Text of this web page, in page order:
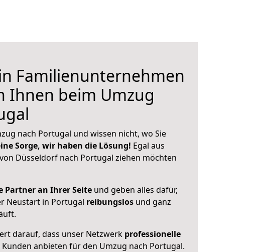
Familienunternehmen
Ihnen beim Umzug
nach Portugal und wissen nicht, wo Sie
Sorge, wir haben die Lösung! Egal aus
Düsseldorf nach Portugal ziehen möchten
Partner an Ihrer Seite und geben alles dafür,
Neustart in Portugal reibungslos und ganz
darauf, dass unser Netzwerk professionelle
anbieten für den Umzug nach Portugal.